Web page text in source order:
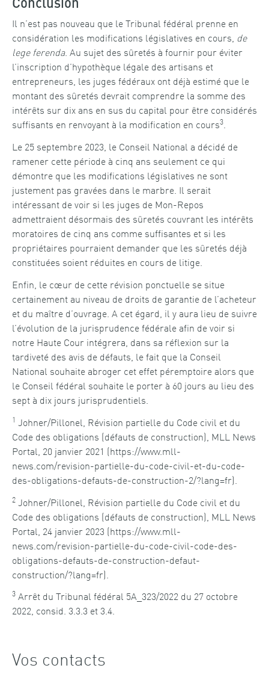
Vos contacts
Conclusion
Il n’est pas nouveau que le Tribunal fédéral prenne en
considération les modifications législatives en cours, de
lege ferenda. Au sujet des sûretés à fournir pour éviter
l’inscription d’hypothèque légale des artisans et
entrepreneurs, les juges fédéraux ont déjà estimé que le
montant des sûretés devrait comprendre la somme des
intérêts sur dix ans en sus du capital pour être considérés
suffisants en renvoyant à la modification en cours3.
Le 25 septembre 2023, le Conseil National a décidé de
ramener cette période à cinq ans seulement ce qui
démontre que les modifications législatives ne sont
justement pas gravées dans le marbre. Il serait
intéressant de voir si les juges de Mon-Repos
admettraient désormais des sûretés couvrant les intérêts
moratoires de cinq ans comme suffisantes et si les
propriétaires pourraient demander que les sûretés déjà
constituées soient réduites en cours de litige.
Enfin, le cœur de cette révision ponctuelle se situe
certainement au niveau de droits de garantie de l’acheteur
et du maître d’ouvrage. A cet égard, il y aura lieu de suivre
l’évolution de la jurisprudence fédérale afin de voir si
notre Haute Cour intégrera, dans sa réflexion sur la
tardiveté des avis de défauts, le fait que la Conseil
National souhaite abroger cet effet péremptoire alors que
le Conseil fédéral souhaite le porter à 60 jours au lieu des
sept à dix jours jurisprudentiels.
1 Johner/Pillonel, Révision partielle du Code civil et du
Code des obligations (défauts de construction), MLL News
Portal, 20 janvier 2021 (https://www.mll-
news.com/revision-partielle-du-code-civil-et-du-code-
des-obligations-defauts-de-construction-2/?lang=fr).
2 Johner/Pillonel, Révision partielle du Code civil et du
Code des obligations (défauts de construction), MLL News
Portal, 24 janvier 2023 (https://www.mll-
news.com/revision-partielle-du-code-civil-code-des-
obligations-defauts-de-construction-defaut-
construction/?lang=fr).
3 Arrêt du Tribunal fédéral 5A_323/2022 du 27 octobre
2022, consid. 3.3.3 et 3.4.